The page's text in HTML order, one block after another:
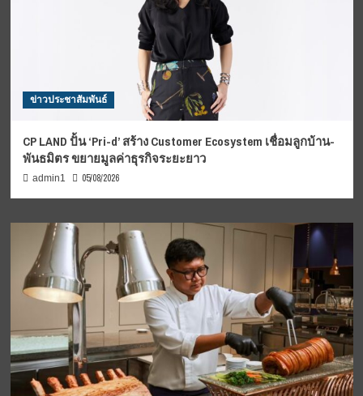
ข่าวประชาสัมพันธ์
CP LAND ปั้น ‘Pri-d’ สร้าง Customer Ecosystem เชื่อมลูกบ้าน-
พันธมิตร ขยายมูลค่าธุรกิจระยะยาว
admin1 05/08/2026